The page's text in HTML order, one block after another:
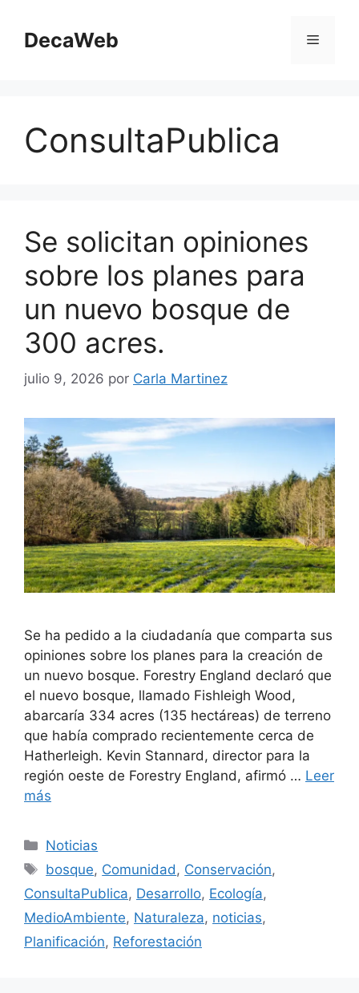
contenido
DecaWeb Menú
ConsultaPublica
Se solicitan opiniones
sobre los planes para
un nuevo bosque de
300 acres.
julio 9, 2026 por Carla Martinez
Se ha pedido a la ciudadanía que comparta sus
opiniones sobre los planes para la creación de
un nuevo bosque. Forestry England declaró que
el nuevo bosque, llamado Fishleigh Wood,
abarcaría 334 acres (135 hectáreas) de terreno
que había comprado recientemente cerca de
Hatherleigh. Kevin Stannard, director para la
región oeste de Forestry England, afirmó … Leer
más
Categorías
Noticias
Etiquetas
bosque, Comunidad , Conservación,
ConsultaPublica, Desarrollo, Ecología,
MedioAmbiente, Naturaleza, noticias,
Planificación, Reforestación